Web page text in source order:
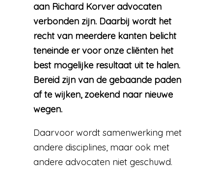
aan Richard Korver advocaten
verbonden zijn. Daarbij wordt het
recht van meerdere kanten belicht
teneinde er voor onze cliënten het
best mogelijke resultaat uit te halen.
Bereid zijn van de gebaande paden
af te wijken, zoekend naar nieuwe
wegen.
Daarvoor wordt samenwerking met
andere disciplines, maar ook met
andere advocaten niet geschuwd.